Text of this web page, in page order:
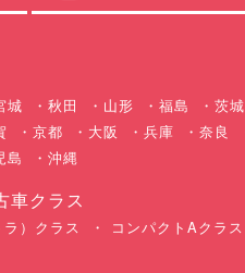
城 秋田 山形 福島 茨城
京都 大阪 兵庫 奈良
島 沖縄
車クラス
）クラス コンパクトAクラス